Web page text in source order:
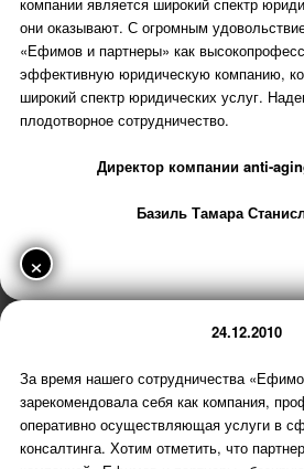
они оказывают. С огромным
«Ефимов и партнеры» как
эффективную юридическую компанию,
широкий спектр юридических услуг.
плодотворное сотрудничество.
Директор компании anti-
Базиль Тамара
×
24.12.2010
За время нашего сотрудничества
зарекомендовала себя как компания,
оперативно осуществляющая услуги в
консалтинга. Хотим отметить, что